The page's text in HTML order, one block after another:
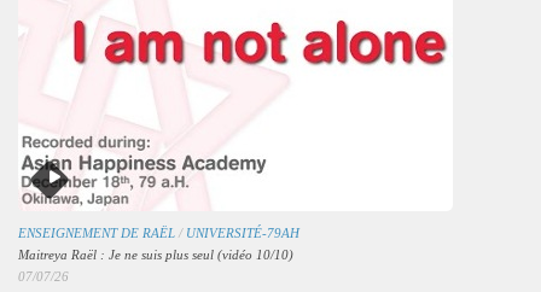
ENSEIGNEMENT DE RAËL / UNIVERSITÉ-79AH
Maitreya Raël : Je ne suis plus seul (vidéo 10/10)
07/07/26